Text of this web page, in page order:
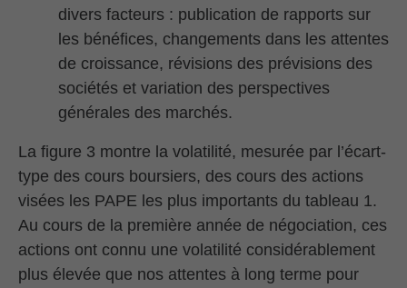
divers facteurs : publication de rapports sur
les bénéfices, changements dans les attentes
de croissance, révisions des prévisions des
sociétés et variation des perspectives
générales des marchés.
La figure 3 montre la volatilité, mesurée par l’écart-
type des cours boursiers, des cours des actions
visées les PAPE les plus importants du tableau 1.
Au cours de la première année de négociation, ces
actions ont connu une volatilité considérablement
plus élevée que nos attentes à long terme pour